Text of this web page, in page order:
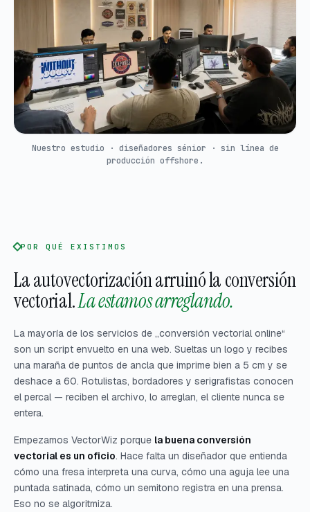
Nuestro estudio · diseñadores sénior · sin línea de
producción offshore.
POR QUÉ EXISTIMOS
La autovectorización arruinó la conversión
vectorial.La estamos arreglando.
La mayoría de los servicios de „conversión vectorial online“
son un script envuelto en una web. Sueltas un logo y recibes
una maraña de puntos de ancla que imprime bien a 5 cm y se
deshace a 60. Rotulistas, bordadores y serigrafistas conocen
el percal — reciben el archivo, lo arreglan, el cliente nunca se
entera.
Empezamos VectorWiz porque la buena conversión
vectorial es un oficio. Hace falta un diseñador que entienda
cómo una fresa interpreta una curva, cómo una aguja lee una
puntada satinada, cómo un semitono registra en una prensa.
Eso no se algoritmiza.